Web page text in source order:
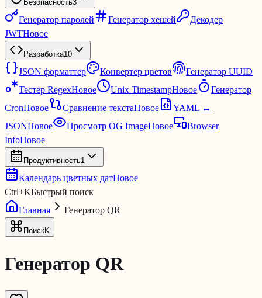
Безопасность3
Генератор паролей Генератор хешей
Декодер
JWTНовое
Разработка10
JSON форматтер Конвертер цветов
Генератор UUID
Тестер RegexНовое Unix TimestampНовое
Генератор
CronНовое Сравнение текстаНовое
YAML ↔
JSONНовое Просмотр OG ImageНовое
Browser
InfoНовое
Продуктивность1
Календарь цветных датНовое
Ctrl+KБыстрый поиск
Главная
Генератор QR
ПоискK
Генератор QR